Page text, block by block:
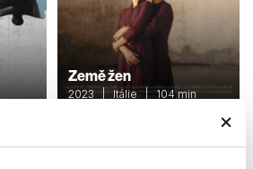
Země žen
2023 | Itálie | 104 min